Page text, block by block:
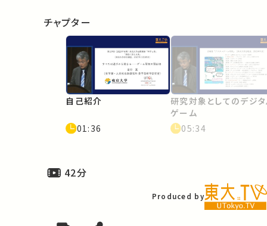
チャプター
自己紹介
01:36
研究対象としてのデジ
ゲーム
05:34
42分
Produced by